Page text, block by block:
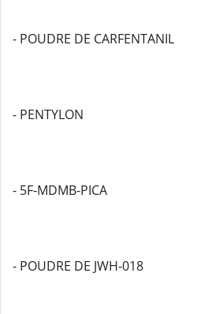
- POUDRE DE CARFENTANIL
- PENTYLON
- 5F-MDMB-PICA
- POUDRE DE JWH-018